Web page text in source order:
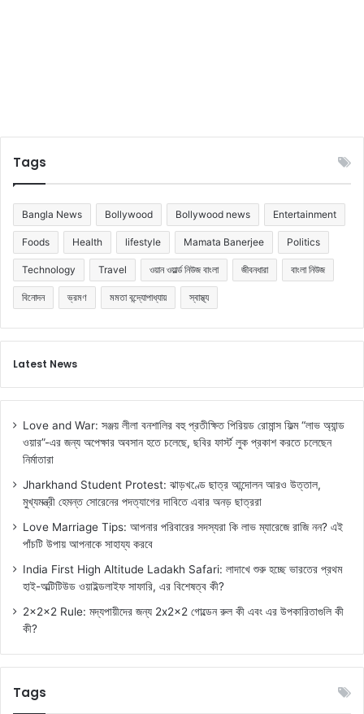
Tags
Bangla News Bollywood Bollywood news Entertainment
Foods Health lifestyle Mamata Banerjee Politics
Technology Travel ওয়ান ওয়ার্ল্ড নিউজ বাংলা জীবনধারা বাংলা নিউজ
বিনোদন ভ্রমণ মমতা বন্দ্যোপাধ্যায় স্বাস্থ্য
Latest News
Love and War: সঞ্জয় লীলা বনশালির বহু প্রতীক্ষিত পিরিয়ড রোমান্স ফিল্ম “লাভ অ্যান্ড
ওয়ার”-এর জন্য অপেক্ষার অবসান হতে চলেছে, ছবির ফার্স্ট লুক প্রকাশ করতে চলেছেন
নির্মাতারা
Jharkhand Student Protest: ঝাড়খণ্ডে ছাত্র আন্দোলন আরও উত্তাল,
মুখ্যমন্ত্রী হেমন্ত সোরেনের পদত্যাগের দাবিতে এবার অনড় ছাত্ররা
Love Marriage Tips: আপনার পরিবারের সদস্যরা কি লাভ ম্যারেজে রাজি নন? এই
পাঁচটি উপায় আপনাকে সাহায্য করবে
India First High Altitude Ladakh Safari: লাদাখে শুরু হচ্ছে ভারতের প্রথম
হাই-অল্টিটিউড ওয়াইল্ডলাইফ সাফারি, এর বিশেষত্ব কী?
2x2x2 Rule: মদ্যপায়ীদের জন্য 2x2x2 গোল্ডেন রুল কী এবং এর উপকারিতাগুলি কী
কী?
Tags